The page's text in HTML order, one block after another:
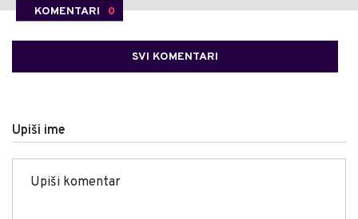
KOMENTARI 0
SVI KOMENTARI
Upiši ime